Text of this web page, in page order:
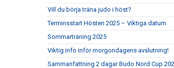
Vill du börja träna judo i höst?
Terminsstart Hösten 2025 – Viktiga datum
Sommarträning 2025
Viktig info inför morgondagens avslutning!
Sammanfattning 2 dagar Budo Nord Cup